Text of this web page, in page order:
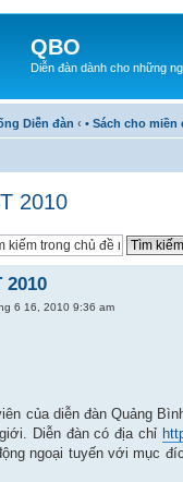
QBO
Diễn đàn dành cho những
Diễn đàn ‹ • Sách cho miền
2010
2010
6 16, 2010 9:36 am
của diễn đàn Quảng
Diễn đàn có địa chỉ
ngoại tuyến với mục